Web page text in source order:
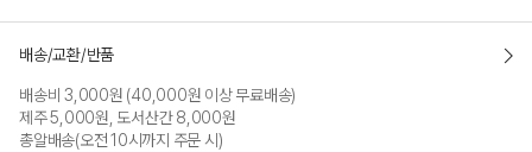
BEIGE
배송/교환/반품
배송비 3,000원 (40,000원 이상 무료배송)
제주 5,000원, 도서산간 8,000원
총알배송(오전 10시까지 주문 시)